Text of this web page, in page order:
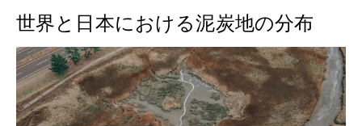
世界と日本における泥炭地の分布